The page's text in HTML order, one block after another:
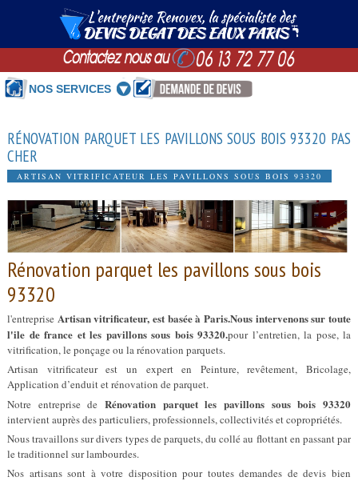
NOS SERVICES
RÉNOVATION PARQUET LES PAVILLONS SOUS BOIS 93320 PAS
CHER
ARTISAN VITRIFICATEUR LES PAVILLONS SOUS BOIS 93320
Rénovation parquet les pavillons sous bois
93320
l'entreprise Artisan vitrificateur, est basée à Paris.Nous intervenons sur toute
l'ile de france et les pavillons sous bois 93320.pour l’entretien, la pose, la
vitrification, le ponçage ou la rénovation parquets.
Artisan vitrificateur est un expert en Peinture, revêtement, Bricolage,
Application d’enduit et rénovation de parquet.
Notre entreprise de Rénovation parquet les pavillons sous bois 93320
intervient auprès des particuliers, professionnels, collectivités et copropriétés.
Nous travaillons sur divers types de parquets, du collé au flottant en passant par
le traditionnel sur lambourdes.
Nos artisans sont à votre disposition pour toutes demandes de devis bien